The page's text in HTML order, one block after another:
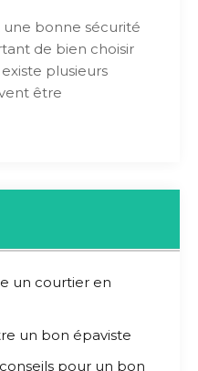
bonne sécurité
de bien choisir
plusieurs
être
un courtier en
un bon épaviste
pour un bon